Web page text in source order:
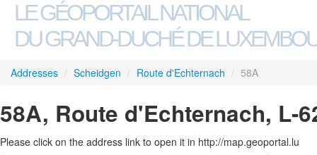
LE GÉOPORTAIL NATIONAL
DU GRAND-DUCHÉ DE
Addresses / Scheidgen / Route d'Echternach / 58A
58A, Route d'Echternach, L-
Please click on the address link to open it in http://map.geoportal.lu